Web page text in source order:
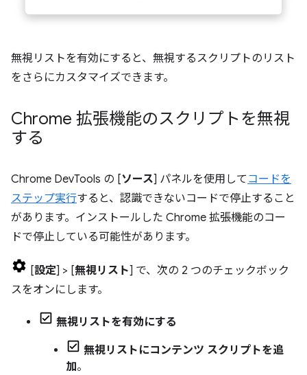
無視リストを有効にすると、無視するスクリプトのリスト
をさらにカスタマイズできます。
Chrome 拡張機能のスクリプトを無視
する
Chrome DevTools の [ソース] パネルを使用して コードを
ステップ実行すると、認識できないコードで停止すること
があります。インストールした Chrome 拡張機能のコー
ドで停止している可能性があります。
[設定] > [無視リスト] で、次の 2 つのチェックボック
スをオンにします。
無視リストを有効にする
無視リストにコンテンツ スクリプトを追
加。